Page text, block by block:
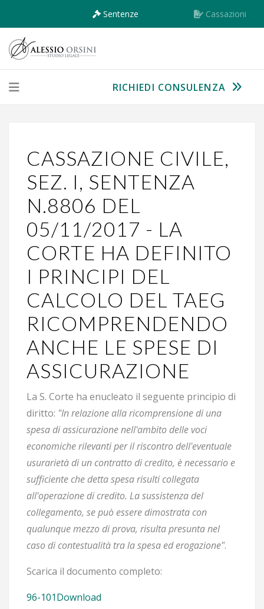
Sentenze Cassazioni
RICHIEDI CONSULENZA
CASSAZIONE CIVILE,
SEZ. I, SENTENZA
N.8806 DEL
05/11/2017 - LA
CORTE HA DEFINITO
I PRINCIPI DEL
CALCOLO DEL TAEG
RICOMPRENDENDO
ANCHE LE SPESE DI
ASSICURAZIONE
La S. Corte ha enucleato il seguente principio di
diritto: "In relazione alla ricomprensione di una
spesa di assicurazione nell'ambito delle voci
economiche rilevanti per il riscontro dell'eventuale
usurarietà di un contratto di credito, è necessario e
sufficiente che detta spesa risulti collegata
all'operazione di credito. La sussistenza del
collegamento, se può essere dimostrata con
qualunque mezzo di prova, risulta presunta nel
caso di contestualità tra la spesa ed erogazione".
Scarica il documento completo:
96-101Download